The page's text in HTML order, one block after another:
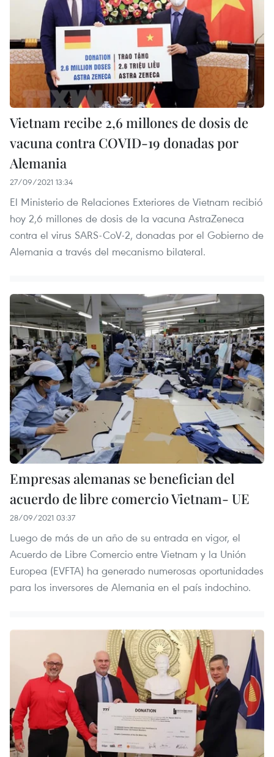
Vietnam recibe 2,6 millones de dosis de
vacuna contra COVID-19 donadas por
Alemania
27/09/2021 13:34
El Ministerio de Relaciones Exteriores de Vietnam recibió
hoy 2,6 millones de dosis de la vacuna AstraZeneca
contra el virus SARS-CoV-2, donadas por el Gobierno de
Alemania a través del mecanismo bilateral.
Empresas alemanas se benefician del
acuerdo de libre comercio Vietnam- UE
28/09/2021 03:37
Luego de más de un año de su entrada en vigor, el
Acuerdo de Libre Comercio entre Vietnam y la Unión
Europea (EVFTA) ha generado numerosas oportunidades
para los inversores de Alemania en el país indochino.